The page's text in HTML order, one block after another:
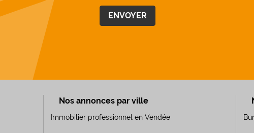
Nos annonces par ville
Immobilier professionnel en Vendée